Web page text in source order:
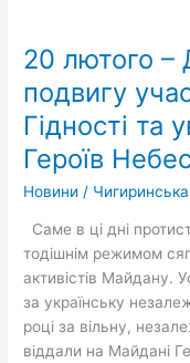
20 лютого –
подвигу
Гідності та
Героїв
Новини /
Саме в ці дні
тодішнім режимом
активістів Майдану.
за українську
році за вільну,
віддали на Майдані
–
вшанування
подвигу
учасників
Революції
Гідності
та
увічнення
пам’яті
Героїв
Небесної
Сотні